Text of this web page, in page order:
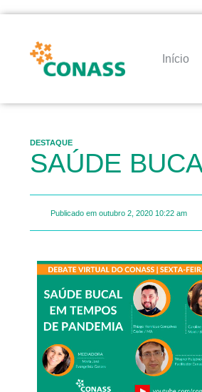
Início
DESTAQUE
SAÚDE
Publicado em outubro 2, 2020 10:22 am